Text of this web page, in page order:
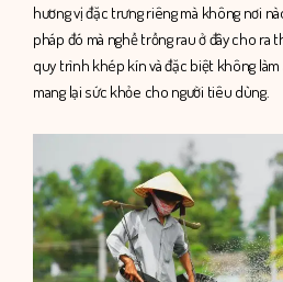
hương vị đặc trưng riêng mà không nơi
pháp đó mà nghề trồng rau ở đây cho ra
quy trình khép kín và đặc biệt không
mang lại sức khỏe cho người tiêu dùng.